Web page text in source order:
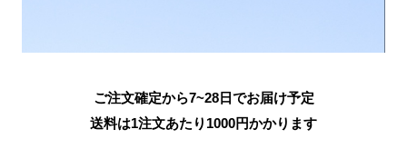
ご注文確定から7~28日でお届け予定
送料は1注文あたり 1000円かかります